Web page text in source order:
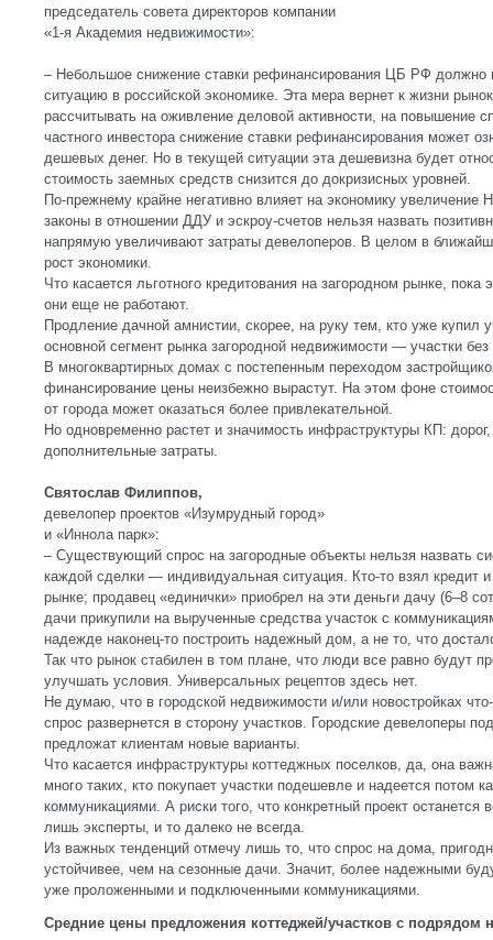
председатель совета директоров компании
«1-я Академия недвижимости»:
– Небольшое снижение ставки рефинансирования ЦБ РФ должно
ситуацию в российской экономике. Эта мера вернет к жизни
рассчитывать на оживление деловой активности, на повышение
частного инвестора снижение ставки рефинансирования может
дешевых денег. Но в текущей ситуации эта дешевизна будет
стоимость заемных средств снизится до докризисных уровней.
По-прежнему крайне негативно влияет на экономику
законы в отношении ДДУ и эскроу-счетов нельзя назвать
напрямую увеличивают затраты девелоперов. В целом в
рост экономики.
Что касается льготного кредитования на загородном рынке,
они еще не работают.
Продление дачной амнистии, скорее, на руку тем, кто уже купил
основной сегмент рынка загородной недвижимости — участки
В многоквартирных домах с постепенным переходом
финансирование цены неизбежно вырастут. На этом фоне
от города может оказаться более привлекательной.
Но одновременно растет и значимость инфраструктуры КП:
дополнительные затраты.
Святослав Филиппов,
девелопер проектов «Изумрудный город»
и «Иннола парк»:
– Существующий спрос на загородные объекты нельзя назвать
каждой сделки — индивидуальная ситуация. Кто-то взял кредит
рынке; продавец «единички» приобрел на эти деньги дачу (6–8
дачи прикупили на вырученные средства участок с
надежде наконец-то построить надежный дом, а не то, что
Так что рынок стабилен в том плане, что люди все равно будут
улучшать условия. Универсальных рецептов здесь нет.
Не думаю, что в городской недвижимости и/или новостройках
спрос развернется в сторону участков. Городские девелоперы
предложат клиентам новые варианты.
Что касается инфраструктуры коттеджных поселков, да, она
много таких, кто покупает участки подешевле и надеется потом
коммуникациями. А риски того, что конкретный проект останется
лишь эксперты, и то далеко не всегда.
Из важных тенденций отмечу лишь то, что спрос на дома,
устойчивее, чем на сезонные дачи. Значит, более надежными
уже проложенными и подключенными коммуникациями.
Средние цены предложения коттеджей/участков с подрядом